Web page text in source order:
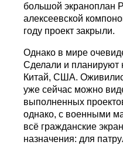
большой экраноплан
алексеевской
году проект закрыли.
Однако в мире
Сделали и
Китай, США.
уже сейчас можно
выполненных
однако, с военными
всё гражданские
назначения: для